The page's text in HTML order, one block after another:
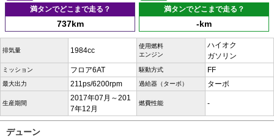
満タンでどこまで走る？
737km
満タンでどこまで走る？
-km
排気量 1984cc
使用燃料
エンジン
ハイオク
ガソリン
ミッション フロア6AT 駆動方式 FF
最大出力 211ps/6200rpm 過給器（ターボ） ターボ
生産期間
2017年07月～201
7年12月
燃費性能 -
デューン